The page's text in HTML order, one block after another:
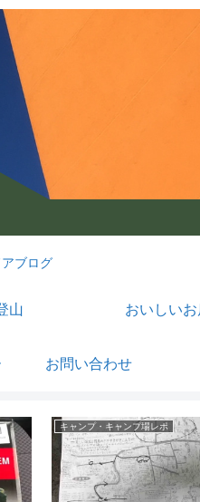
ブログ
山 おいしいお
お問い合わせ
キャンプ・キャンプ場レポ